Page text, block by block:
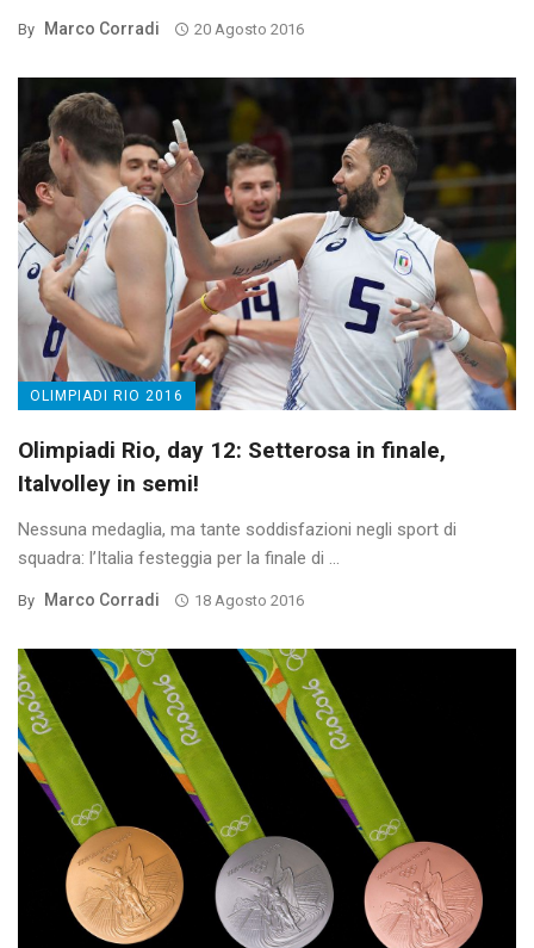
By Marco Corradi 20 Agosto 2016
OLIMPIADI RIO 2016
Olimpiadi Rio, day 12: Setterosa in finale,
Italvolley in semi!
Nessuna medaglia, ma tante soddisfazioni negli sport di
squadra: l’Italia festeggia per la finale di ...
By Marco Corradi 18 Agosto 2016